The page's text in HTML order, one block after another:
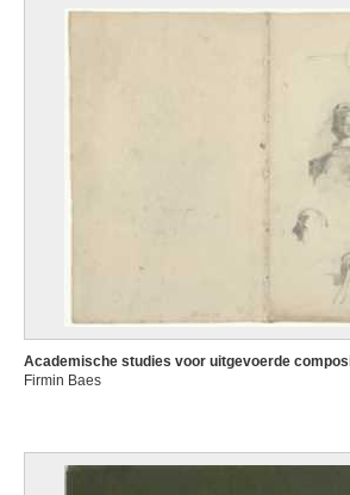
Academische studies voor uitgevoerde
Firmin Baes